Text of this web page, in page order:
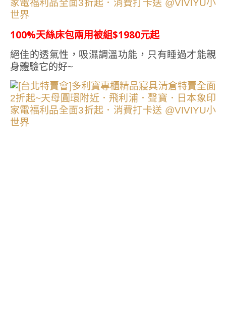
100%天絲床包兩用被組$1980元起
絕佳的透氣性，吸濕調溫功能，只有睡過才能親
身體驗它的好~